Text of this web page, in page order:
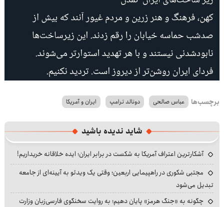
برچسب‌ها عباس صالحی دونالد ترامپ ایران و آمریکا
شاید ندیده باشید
آشکارترین اعتراف آمریکا به شکست در برابر ایران؛ ایده خلاقانه خریداریم!
مجتبی شکوری در راهپیمایی اربعین؛ وقتی یک ویدئو به آیینه‌ای از جامعه
تبدیل می‌شود
چگونه به «جنگ هرمز» پایان دهیم؛ به روایت سخنگوی فارسی‌زبان وزارت